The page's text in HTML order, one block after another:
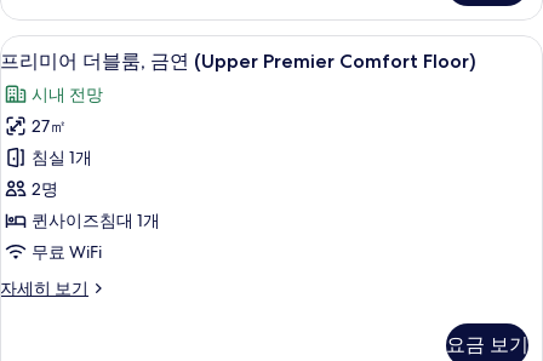
사
진
모
두
보
기
리
플
룸,
연
(Upper
Premier)
자
세
히
보
기
프
리
미
어
더
블
룸,
금
연
프리미어 더블룸, 금연 (Upper
7
프리미어 더블룸, 금연 (Upper Premier Comfort Floor)
시내 전망
27㎡
침실 1개
2명
퀸사이즈침대 1개
무료 WiFi
자세히 보기
프
요금 보기